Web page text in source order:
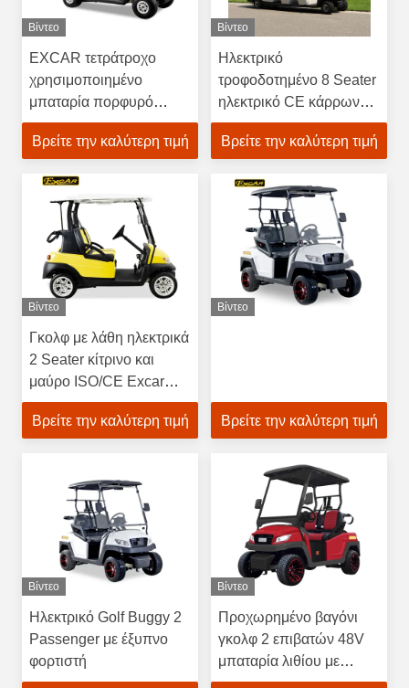
Βίντεο
EXCAR τετράτροχο
χρησιμοποιημένο
μπαταρία πορφυρό
χρώμα τύπων γκολφ με
λάθη μίνι
Βρείτε την καλύτερη τιμή
Βίντεο
Ηλεκτρικό
τροφοδοτημένο 8 Seater
ηλεκτρικό CE κάρρων
γκολφ γκολφ με λάθη
εγκεκριμένο
Βρείτε την καλύτερη τιμή
Βίντεο
Γκολφ με λάθη ηλεκτρικά
2 Seater κίτρινο και
μαύρο ISO/CE Excar
εγκεκριμένο
Βρείτε την καλύτερη τιμή
Βίντεο
Βρείτε την καλύτερη τιμή
Βίντεο
Ηλεκτρικό Golf Buggy 2
Passenger με έξυπνο
φορτιστή
Βίντεο
Προχωρημένο βαγόνι
γκολφ 2 επιβατών 48V
μπαταρία λιθίου με
ελεγκτή Κέρτις